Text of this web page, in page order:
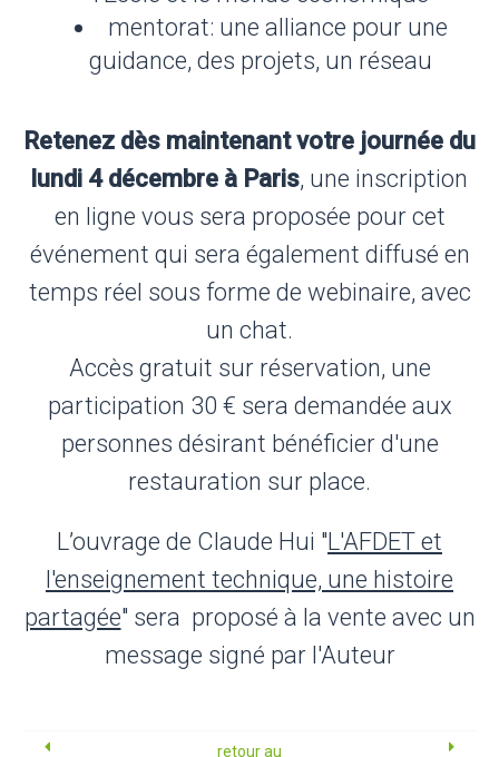
mentorat: une alliance pour une
guidance, des projets, un réseau
Retenez dès maintenant votre journée du
lundi 4 décembre à Paris, une inscription
en ligne vous sera proposée pour cet
événement qui sera également diffusé en
temps réel sous forme de webinaire, avec
un chat.
Accès gratuit sur réservation, une
participation 30 € sera demandée aux
personnes désirant bénéficier d'une
restauration sur place.
L’ouvrage de Claude Hui "L'AFDET et
l'enseignement technique, une histoire
partagée" sera proposé à la vente avec un
message signé par l'Auteur
retour au